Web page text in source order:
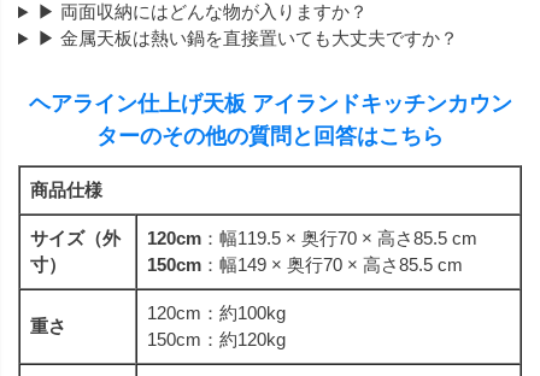
▶ 両面収納にはどんな物が入りますか？
▶ 金属天板は熱い鍋を直接置いても大丈夫ですか？
ヘアライン仕上げ天板 アイランドキッチンカウン
ターのその他の質問と回答はこちら
商品仕様
サイズ（外
寸）
120cm ：幅119.5 × 奥行70 × 高さ85.5 cm
150cm ：幅149 × 奥行70 × 高さ85.5 cm
重さ
120cm：約100kg
150cm：約120kg